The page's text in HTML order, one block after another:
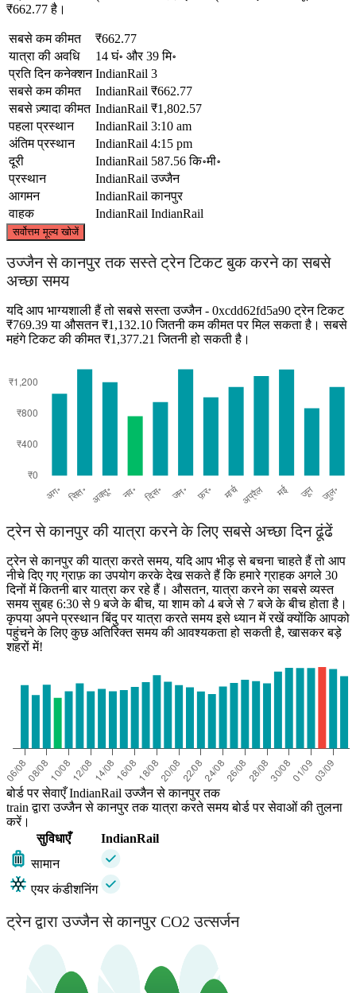
₹662.77 है।
सबसे कम कीमत
₹662.77
यात्रा की अवधि
14 घं॰ और 39 मि॰
प्रति दिन कनेक्शन IndianRail 3
सबसे कम कीमत
IndianRail ₹662.77
सबसे ज़्यादा कीमत IndianRail ₹1,802.57
पहला प्रस्थान
IndianRail 3:10 am
अंतिम प्रस्थान
IndianRail 4:15 pm
दूरी
IndianRail 587.56 कि॰मी॰
प्रस्थान
IndianRail उज्जैन
आगमन
IndianRail कानपुर
वाहक
IndianRail IndianRail
सर्वोत्तम मूल्य खोजें
Kanpur
©CARTO
उज्जैन से कानपुर तक सस्ते ट्रेन टिकट बुक करने का सबसे
अच्छा समय
यदि आप भाग्यशाली हैं तो सबसे सस्ता उज्जैन - 0xcdd62fd5a90 ट्रेन टिकट
₹769.39 या औसतन ₹1,132.10 जितनी कम कीमत पर मिल सकता है। सबसे
महंगे टिकट की कीमत ₹1,377.21 जितनी हो सकती है।
ट्रेन से कानपुर की यात्रा करने के लिए सबसे अच्छा दिन ढूंढें
ट्रेन से कानपुर की यात्रा करते समय, यदि आप भीड़ से बचना चाहते हैं तो आप
नीचे दिए गए ग्राफ़ का उपयोग करके देख सकते हैं कि हमारे ग्राहक अगले 30
दिनों में कितनी बार यात्रा कर रहे हैं। औसतन, यात्रा करने का सबसे व्यस्त
समय सुबह 6:30 से 9 बजे के बीच, या शाम को 4 बजे से 7 बजे के बीच होता है।
कृपया अपने प्रस्थान बिंदु पर यात्रा करते समय इसे ध्यान में रखें क्योंकि आपको
पहुंचने के लिए कुछ अतिरिक्त समय की आवश्यकता हो सकती है, खासकर बड़े
शहरों में!
बोर्ड पर सेवाएँ IndianRail उज्जैन से कानपुर तक
train द्वारा उज्जैन से कानपुर तक यात्रा करते समय बोर्ड पर सेवाओं की तुलना
करें।
सुविधाएँ
IndianRail
सामान
एयर कंडीशनिंग
ट्रेन द्वारा उज्जैन से कानपुर CO2 उत्सर्जन